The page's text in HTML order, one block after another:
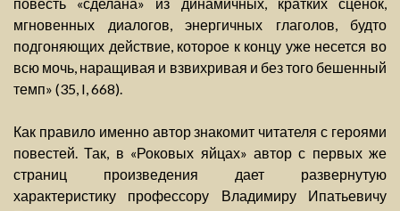
повесть «сделана» из динамичных, кратких сценок,
мгновенных диалогов, энергичных глаголов, будто
подгоняющих действие, которое к концу уже несется во
всю мочь, наращивая и взвихривая и без того бешенный
темп» (35, I, 668).
Как правило именно автор знакомит читателя с героями
повестей. Так, в «Роковых яйцах» автор с первых же
страниц произведения дает развернутую
характеристику профессору Владимиру Ипатьевичу